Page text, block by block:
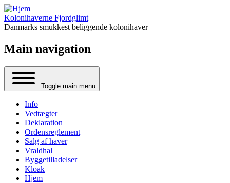
Kolonihaverne Fjordglimt
Danmarks smukkest beliggende kolonihaver
Main navigation
Toggle main menu
Info
Vedtægter
Deklaration
Ordensreglement
Salg af haver
Vraldhal
Byggetilladelser
Kloak
Hjem